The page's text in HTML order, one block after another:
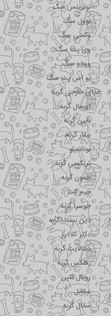
نوترینس سگ
نوول سگ
وکسی سگ
وی پت سگ
وودو سگ
یو اس پت سگ
غذای خارجی گربه
اویمال گربه
بابین گربه
بیفار گربه
بوناسیبو
تریکسی گربه
جمون گربه
جیم کت
جوسرا گربه
دین بست گربه
دکتر کلادرز
دنتالایت گربه
رفلکس گربه
رویال کنین
سانابل
سانال گربه